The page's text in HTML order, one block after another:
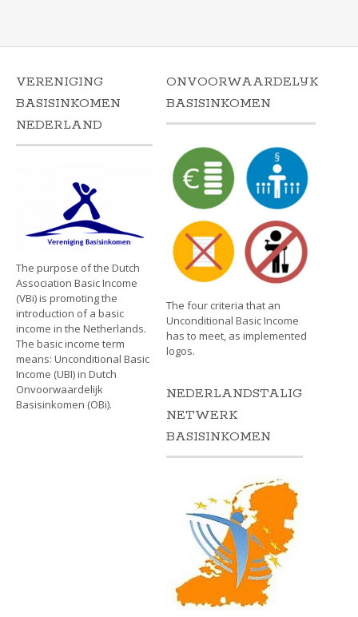
VERENIGING
BASISINKOMEN
NEDERLAND
The purpose of the Dutch
Association Basic Income
(VBi) is promoting the
introduction of a basic
income in the Netherlands.
The basic income term
means: Unconditional Basic
Income (UBI) in Dutch
Onvoorwaardelijk
Basisinkomen (OBi).
ONVOORWAARDELIJK
BASISINKOMEN
The four criteria that an
Unconditional Basic Income
has to meet, as implemented
logos.
NEDERLANDSTALIG
NETWERK
BASISINKOMEN